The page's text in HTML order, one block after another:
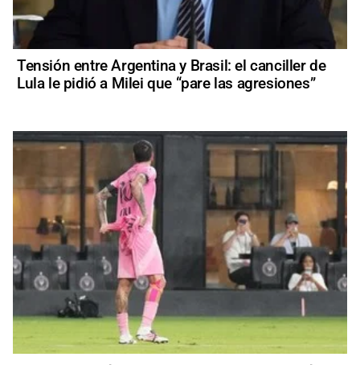
Tensión entre Argentina y Brasil: el canciller de
Lula le pidió a Milei que “pare las agresiones”